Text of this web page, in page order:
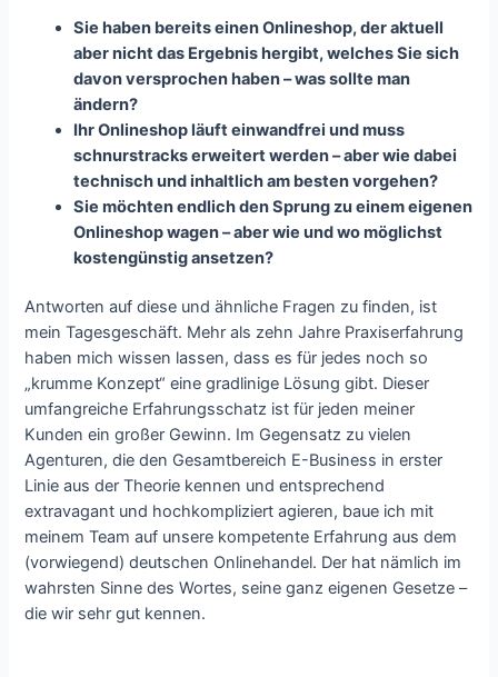
Sie haben bereits einen Onlineshop, der aktuell
aber nicht das Ergebnis hergibt, welches Sie sich
davon versprochen haben – was sollte man
ändern?
Ihr Onlineshop läuft einwandfrei und muss
schnurstracks erweitert werden – aber wie dabei
technisch und inhaltlich am besten vorgehen?
Sie möchten endlich den Sprung zu einem eigenen
Onlineshop wagen – aber wie und wo möglichst
kostengünstig ansetzen?
Antworten auf diese und ähnliche Fragen zu finden, ist
mein Tagesgeschäft. Mehr als zehn Jahre Praxiserfahrung
haben mich wissen lassen, dass es für jedes noch so
„krumme Konzept“ eine gradlinige Lösung gibt. Dieser
umfangreiche Erfahrungsschatz ist für jeden meiner
Kunden ein großer Gewinn. Im Gegensatz zu vielen
Agenturen, die den Gesamtbereich E-Business in erster
Linie aus der Theorie kennen und entsprechend
extravagant und hochkompliziert agieren, baue ich mit
meinem Team auf unsere kompetente Erfahrung aus dem
(vorwiegend) deutschen Onlinehandel. Der hat nämlich im
wahrsten Sinne des Wortes, seine ganz eigenen Gesetze –
die wir sehr gut kennen.